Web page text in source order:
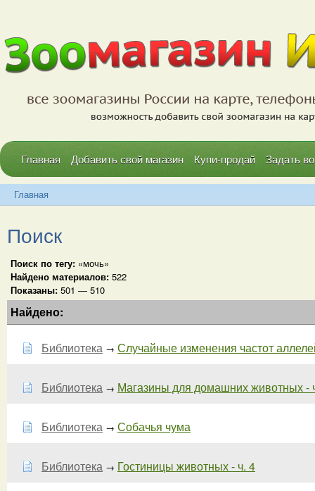
Главная Добавить свой магазин Купи-продай Задать
Главная
Поиск
Поиск по тегу: «мочь»
Найдено материалов: 522
Показаны: 501 — 510
Найдено:
Библиотека → Случайные изменения частот
Библиотека → Магазины для домашних животных -
Библиотека → Собачья чума
Библиотека → Гостиницы животных - ч. 4